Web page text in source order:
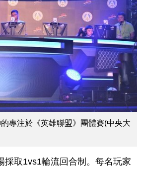
專注於《英雄聯盟》團體賽(中央大
採取1vs1輪流回合制。每名玩家